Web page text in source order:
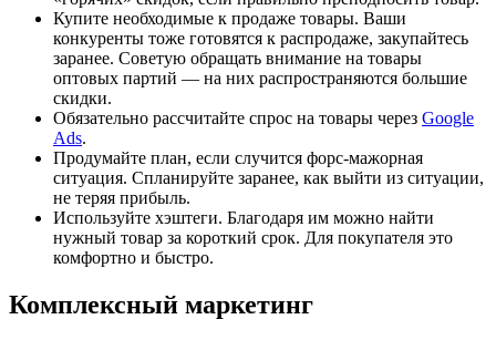
Купите необходимые к продаже товары. Ваши
конкуренты тоже готовятся к распродаже, закупайтесь
заранее. Советую обращать внимание на товары
оптовых партий — на них распространяются большие
скидки.
Обязательно рассчитайте спрос на товары через Google
Ads.
Продумайте план, если случится форс-мажорная
ситуация. Спланируйте заранее, как выйти из ситуации,
не теряя прибыль.
Используйте хэштеги. Благодаря им можно найти
нужный товар за короткий срок. Для покупателя это
комфортно и быстро.
Комплексный маркетинг